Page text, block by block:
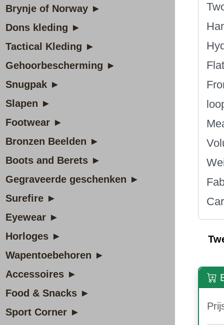
Brynje of Norway ►
Dons kleding ►
Tactical Kleding ►
Gehoorbescherming ►
Snugpak ►
Slapen ►
Footwear ►
Bronzen Beelden ►
Boots and Berets ►
Gegraveerde geschenken ►
Surefire ►
Eyewear ►
Horloges ►
Wapentoebehoren ►
Accessoires ►
Food & Snacks ►
Sport Corner ►